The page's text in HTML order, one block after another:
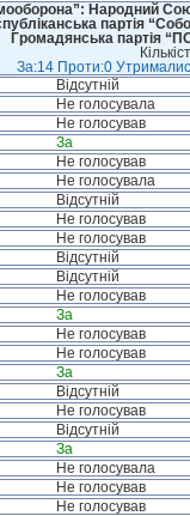
Народний
партія
Громадянська партія
За:14 Проти:0
Відсутній
Не голосувала
Не голосував
За
Не голосував
Не голосувала
Відсутній
Не голосував
Не голосував
Відсутній
Відсутній
Не голосував
За
Не голосував
Не голосував
За
Відсутній
Не голосував
Відсутній
За
Не голосувала
Не голосував
Не голосував